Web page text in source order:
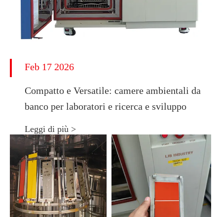
Feb 17 2026
Compatto e Versatile: camere ambientali da
banco per laboratori e ricerca e sviluppo
Leggi di più >